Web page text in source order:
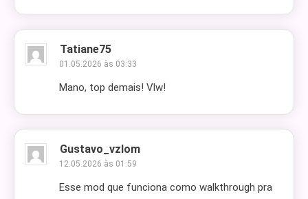
Tatiane75
01.05.2026 às 03:33
Mano, top demais! Vlw!
Gustavo_vzlom
12.05.2026 às 01:59
Esse mod que funciona como walkthrough pra